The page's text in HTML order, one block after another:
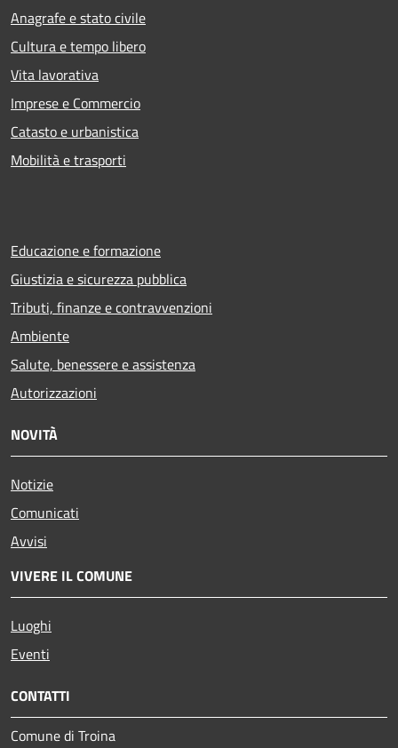
Anagrafe e stato civile
Cultura e tempo libero
Vita lavorativa
Imprese e Commercio
Catasto e urbanistica
Mobilità e trasporti
Educazione e formazione
Giustizia e sicurezza pubblica
Tributi, finanze e contravvenzioni
Ambiente
Salute, benessere e assistenza
Autorizzazioni
NOVITÀ
Notizie
Comunicati
Avvisi
VIVERE IL COMUNE
Luoghi
Eventi
CONTATTI
Comune di Troina